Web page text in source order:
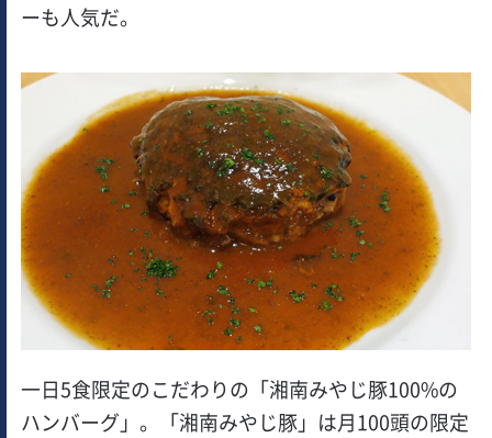
ーも人気だ。
一日5食限定のこだわりの「湘南みやじ豚100%の
ハンバーグ」。「湘南みやじ豚」は月100頭の限定